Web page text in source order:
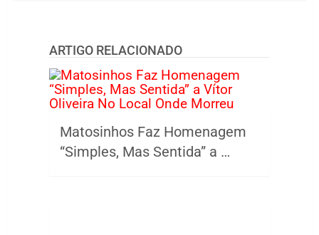
ARTIGO RELACIONADO
Matosinhos Faz Homenagem
“Simples, Mas Sentida” a …